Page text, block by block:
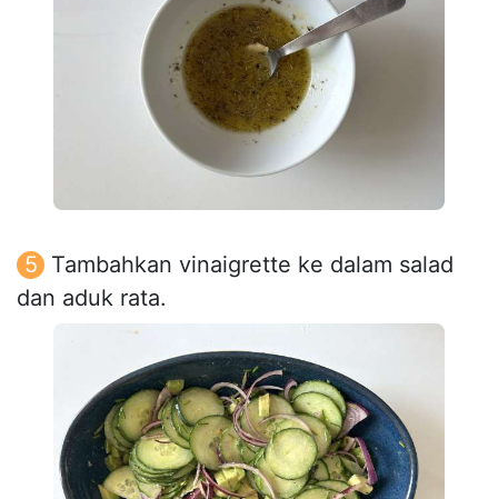
Tambahkan vinaigrette ke dalam salad
dan aduk rata.